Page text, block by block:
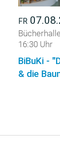
FR
16:30 Uhr
BiBuKi -
& die